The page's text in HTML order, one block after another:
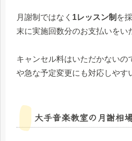
月謝制ではなく 1レッスン制 を
末に実施回数分のお支払いをい
キャンセル料はいただかないの
や急な予定変更にも対応しやす
大手音楽教室の月謝相